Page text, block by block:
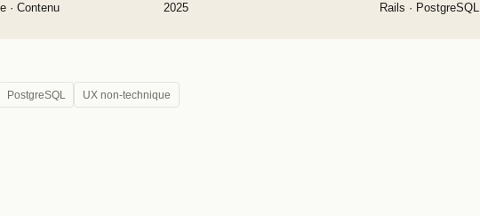
· Contenu
2025
Rails · PostgreSQL
PostgreSQL UX non-technique